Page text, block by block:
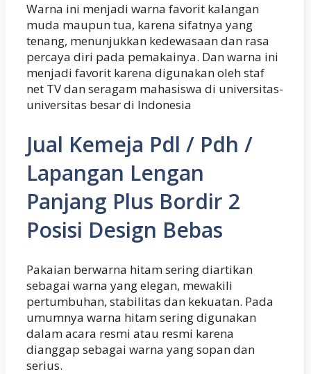
Warna ini menjadi warna favorit kalangan
muda maupun tua, karena sifatnya yang
tenang, menunjukkan kedewasaan dan rasa
percaya diri pada pemakainya. Dan warna ini
menjadi favorit karena digunakan oleh staf
net TV dan seragam mahasiswa di universitas-
universitas besar di Indonesia
Jual Kemeja Pdl / Pdh /
Lapangan Lengan
Panjang Plus Bordir 2
Posisi Design Bebas
Pakaian berwarna hitam sering diartikan
sebagai warna yang elegan, mewakili
pertumbuhan, stabilitas dan kekuatan. Pada
umumnya warna hitam sering digunakan
dalam acara resmi atau resmi karena
dianggap sebagai warna yang sopan dan
serius.